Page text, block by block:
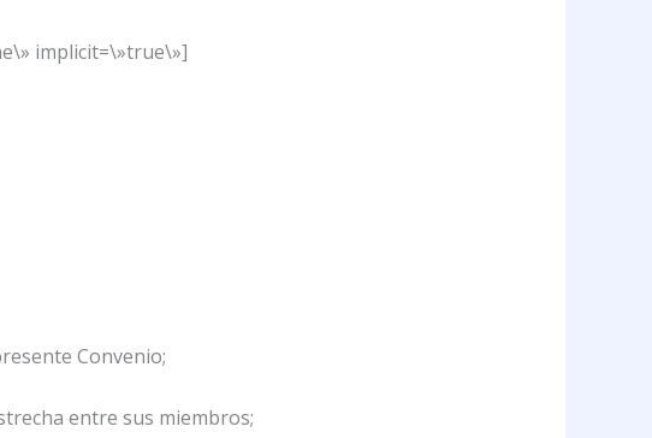
implicit=\»true\»]
Convenio;
entre sus miembros;